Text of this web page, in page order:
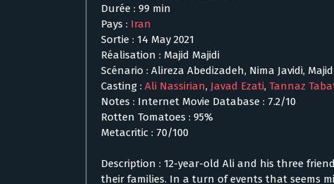
Durée : 99 min
Pays : Iran
Sortie : 14 May 2021
Réalisation : Majid Majidi
Scénario : Alireza Abedizadeh, Nima Javidi,
Casting : Ali Nassirian, Javad Ezati, Tannaz
Notes : Internet Movie Database : 7.2/10
Rotten Tomatoes : 95%
Metacritic : 70/100
Description : 12-year-old Ali and his three
their families. In a turn of events that seems